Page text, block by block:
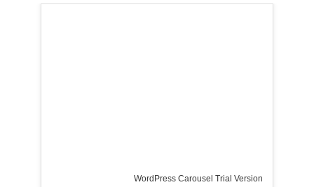
WordPress Carousel Trial Version